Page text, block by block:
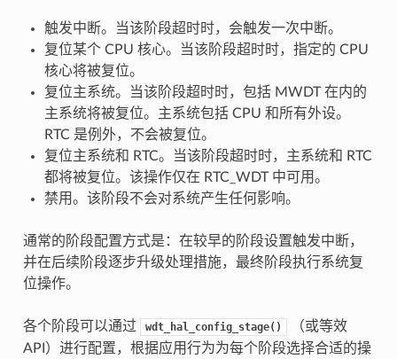
触发中断。当该阶段超时时，会触发一次中断。
复位某个 CPU 核心。当该阶段超时时，指定的 CPU
核心将被复位。
复位主系统。当该阶段超时时，包括 MWDT 在内的
主系统将被复位。主系统包括 CPU 和所有外设。
RTC 是例外，不会被复位。
复位主系统和 RTC。当该阶段超时时，主系统和 RTC
都将被复位。该操作仅在 RTC_WDT 中可用。
禁用。该阶段不会对系统产生任何影响。
通常的阶段配置方式是：在较早的阶段设置触发中断，
并在后续阶段逐步升级处理措施，最终阶段执行系统复
位操作。
各个阶段可以通过 wdt_hal_config_stage()
（或等效
API）进行配置，根据应用行为为每个阶段选择合适的操